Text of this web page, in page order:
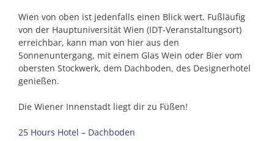
Wien von oben ist jedenfalls einen Blick wert. Fußläufig
von der Hauptuniversität Wien (IDT-Veranstaltungsort)
erreichbar, kann man von hier aus den
Sonnenuntergang, mit einem Glas Wein oder Bier vom
obersten Stockwerk, dem Dachboden, des Designerhotel
genießen.
Die Wiener Innenstadt liegt dir zu Füßen!
25 Hours Hotel – Dachboden